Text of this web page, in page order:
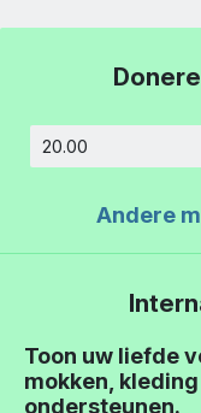
Andere
Toon uw liefde
mokken,
ondersteunen.